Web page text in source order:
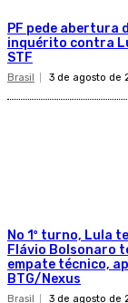
PF pede abertura
inquérito contra
STF
Brasil 3 de agosto de
No 1º turno, Lula
Flávio Bolsonaro
empate técnico,
BTG/Nexus
Brasil 3 de agosto de